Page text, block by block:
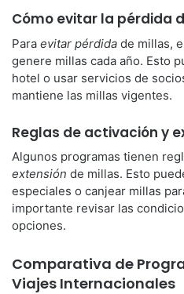
Cómo evitar la pérdida
Para evitar pérdida de millas,
genere millas cada año. Esto
hotel o usar servicios de
mantiene las millas vigentes.
Reglas de activación y
Algunos programas tienen
extensión de millas. Esto
especiales o canjear millas
importante revisar las
opciones.
Comparativa de
Viajes Internacionales